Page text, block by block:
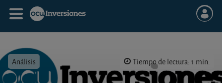
Análisis Tiempo de lectura: 1 min.